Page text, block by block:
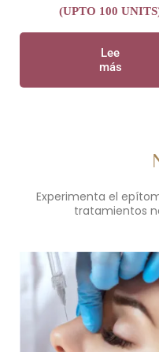
(UPTO 100
Lee
más
Experimenta el
tratamientos